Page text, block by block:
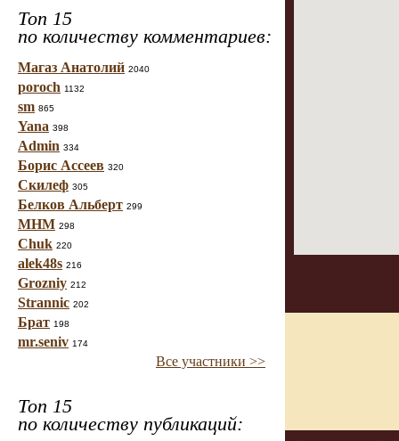
Топ 15
по количеству комментариев:
Магаз Анатолий 2040
poroch 1132
sm 865
Yana 398
Admin 334
Борис Ассеев 320
Скилеф 305
Белков Альберт 299
МНМ 298
Chuk 220
alek48s 216
Grozniy 212
Strannic 202
Брат 198
mr.seniv 174
Все участники >>
Топ 15
по количеству публикаций: